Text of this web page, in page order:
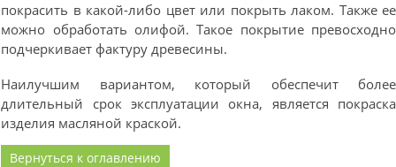
покрасить в какой-либо цвет или покрыть лаком. Также ее
можно обработать олифой. Такое покрытие превосходно
подчеркивает фактуру древесины.
Наилучшим вариантом, который обеспечит более
длительный срок эксплуатации окна, является покраска
изделия масляной краской.
Вернуться к оглавлению